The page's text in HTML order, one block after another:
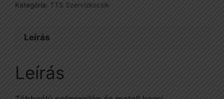
Kategória: TTS Szervízkocsik
Leírás
Leírás